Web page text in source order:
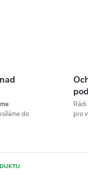
do
pro